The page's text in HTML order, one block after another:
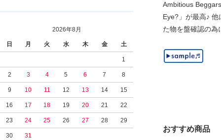
2026年8月
日 月 火 水 木 金 土
1
2 3 4 5 6 7 8
9 10 11 12 13 14 15
16 17 18 19 20 21 22
23 24 25 26 27 28 29
30 31
Ambitious
Eye?」が最高♪
た物を盤確認の為
おすすめ商品